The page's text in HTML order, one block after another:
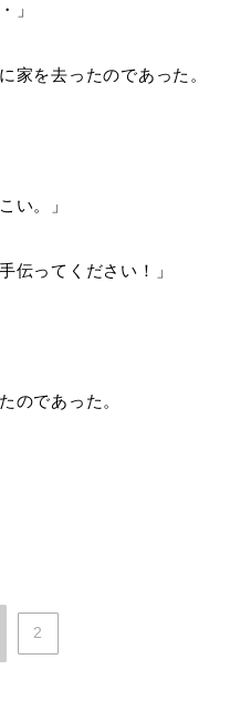
」
家を去ったのであった。
い。」
伝ってください！」
のであった。
2